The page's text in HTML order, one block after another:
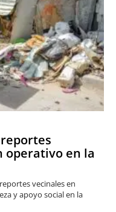
operativo en la
vecinales en
y apoyo social en la